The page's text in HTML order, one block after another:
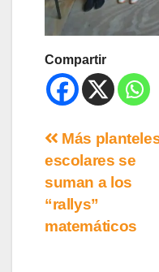
Compartir
Más
escolares se
suman a los
“rallys”
matemáticos